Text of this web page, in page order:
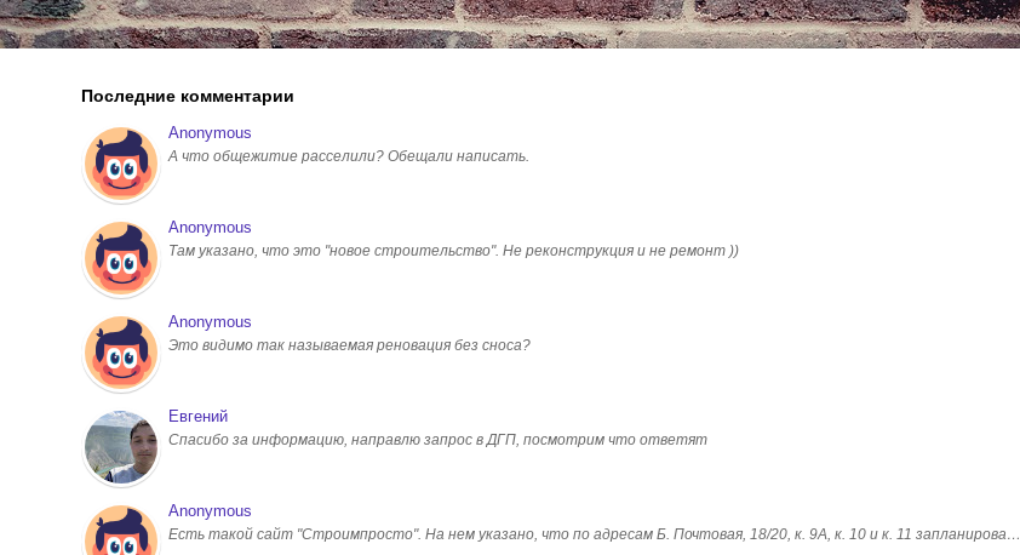
Последние комментарии
Anonymous
А что общежитие расселили? Обещали написать.
Anonymous
Там указано, что это "новое строительство". Не реконструкция и не ремонт ))
Anonymous
Это видимо так называемая реновация без сноса?
Евгений
Спасибо за информацию, направлю запрос в ДГП, посмотрим что ответят
Anonymous
Есть такой сайт "Строимпросто". На нем указано, что по адресам Б. Почтовая, 18/20, к. 9А, к. 10 и к. 11 запланирова…